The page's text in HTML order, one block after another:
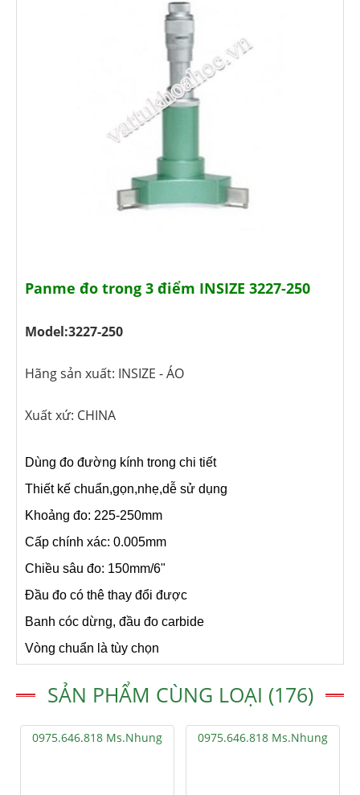
Panme đo trong 3 điểm INSIZE 3227-250
Model:3227-250
Hãng sản xuất: INSIZE - ÁO
Xuất xứ: CHINA
Dùng đo đường kính trong chi tiết
Thiết kế chuẩn,gọn,nhẹ,dễ sử dụng
Khoảng đo: 225-250mm
Cấp chính xác: 0.005mm
Chiều sâu đo: 150mm/6"
Đầu đo có thê thay đổi được
Banh cóc dừng, đầu đo carbide
Vòng chuẩn là tùy chọn
SẢN PHẨM CÙNG LOẠI (176)
0975.646.818 Ms.Nhung 0975.646.818 Ms.Nhung